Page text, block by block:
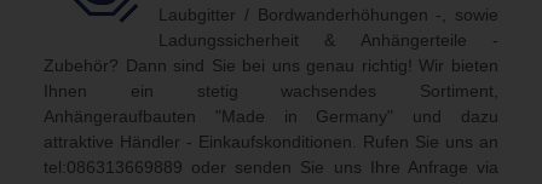
Laubgitter / Bordwanderhöhungen -, sowie
Ladungssicherheit & Anhängerteile -
Zubehör? Dann sind Sie bei uns genau richtig! Wir bieten
Ihnen ein stetig wachsendes Sortiment,
Anhängeraufbauten "Made in Germany" und dazu
attraktive Händler - Einkaufskonditionen. Rufen Sie uns an
tel:086313669889 oder senden Sie uns Ihre Anfrage via